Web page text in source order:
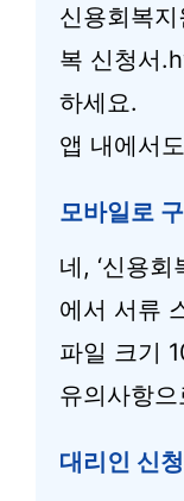
신용회복
복 신청서
하세요.
앱 내에서
모바일로
네, ‘신용
에서 서류
파일 크기
유의사항
대리인 신